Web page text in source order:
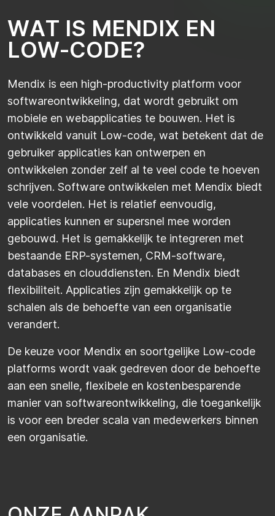
WAT IS MENDIX EN
LOW-CODE?
Mendix is een high-productivity platform voor
softwareontwikkeling, dat wordt gebruikt om
mobiele en webapplicaties te bouwen. Het is
ontwikkeld vanuit Low-code, wat betekent dat de
gebruiker applicaties kan ontwerpen en
ontwikkelen zonder zelf al te veel code te hoeven
schrijven. Software ontwikkelen met Mendix biedt
vele voordelen. Het is relatief eenvoudig,
applicaties kunnen er supersnel mee worden
gebouwd. Het is gemakkelijk te integreren met
bestaande ERP-systemen, CRM-software,
databases en clouddiensten. En Mendix biedt
flexibiliteit. Applicaties zijn gemakkelijk op te
schalen als de behoefte van een organisatie
verandert.
De keuze voor Mendix en soortgelijke Low-code
platforms wordt vaak gedreven door de behoefte
aan een snelle, flexibele en kostenbesparende
manier van softwareontwikkeling, die toegankelijk
is voor een breder scala van medewerkers binnen
een organisatie.